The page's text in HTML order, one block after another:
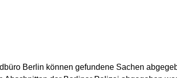
Berlin können gefundene Sachen